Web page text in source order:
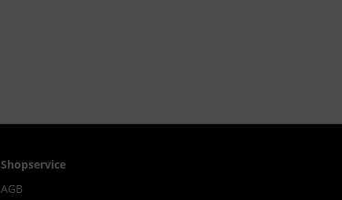
Shopservice
AGB